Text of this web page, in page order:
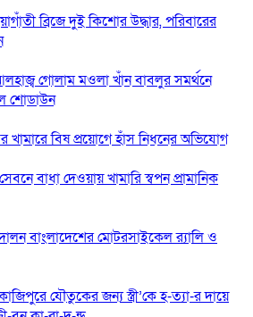
ব্রিজে দুই কিশোর উদ্ধার, পরিবারের
গোলাম মওলা খাঁন বাবলুর সমর্থনে
শোডাউন
খামারে বিষ প্রয়োগে হাঁস নিধনের অভিযোগ
বাধা দেওয়ায় খামারি স্বপন প্রামানিক
বাংলাদেশের মোটরসাইকেল র‍্যালি ও
যৌতুকের জন্য স্ত্রী’কে হ-ত্যা-র দায়ে